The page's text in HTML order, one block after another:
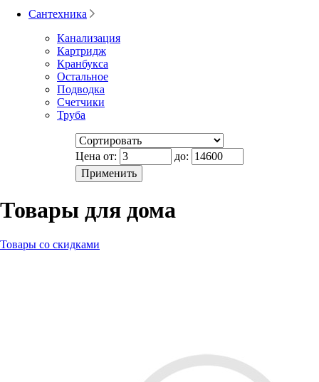
Сантехника
Канализация
Картридж
Кранбукса
Остальное
Подводка
Счетчики
Труба
Цена от: до:
Товары для дома
Товары со скидками